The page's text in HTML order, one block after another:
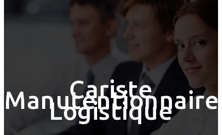
Cariste
Manutentionnaire
Logistique